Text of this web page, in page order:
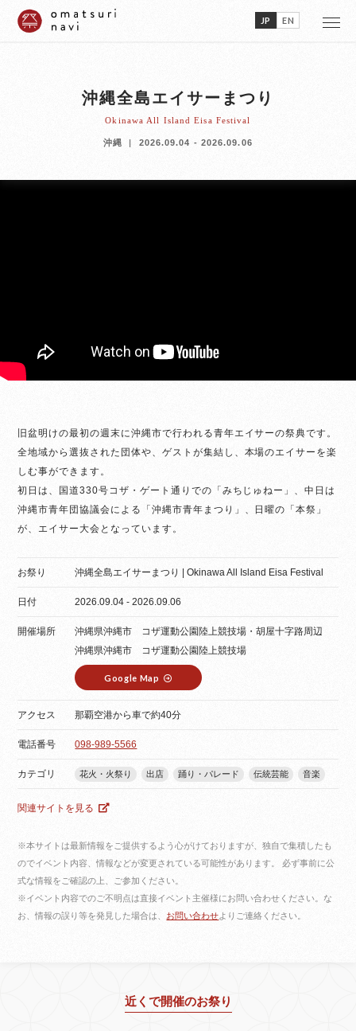
JP EN
沖縄全島エイサーまつり
Okinawa All Island Eisa Festival
沖縄 2026.09.04 - 2026.09.06
旧盆明けの最初の週末に沖縄市で行われる青年エイサーの祭典です。
全地域から選抜された団体や、ゲストが集結し、本場のエイサーを楽
しむ事ができます。
初日は、国道330号コザ・ゲート通りでの「みちじゅねー」、中日は
沖縄市青年団協議会による「沖縄市青年まつり」、日曜の「本祭」
が、エイサー大会となっています。
お祭り 沖縄全島エイサーまつり | Okinawa All Island Eisa Festival
日付 2026.09.04 - 2026.09.06
開催場所
沖縄県沖縄市 コザ運動公園陸上競技場・胡屋十字路周辺
沖縄県沖縄市 コザ運動公園陸上競技場
Google Map
アクセス 那覇空港から車で約40分
電話番号 098-989-5566
カテゴリ 花火・火祭り 出店 踊り・パレード 伝統芸能 音楽
関連サイトを見る
※本サイトは最新情報をご提供するよう心がけておりますが、独自で集積したも
のでイベント内容、情報などが変更されている可能性があります。 必ず事前に公
式な情報をご確認の上、ご参加ください。
※イベント内容でのご不明点は直接イベント主催様にお問い合わせください。な
お、情報の誤り等を発見した場合は、 お問い合わせよりご連絡ください。
近くで開催のお祭り